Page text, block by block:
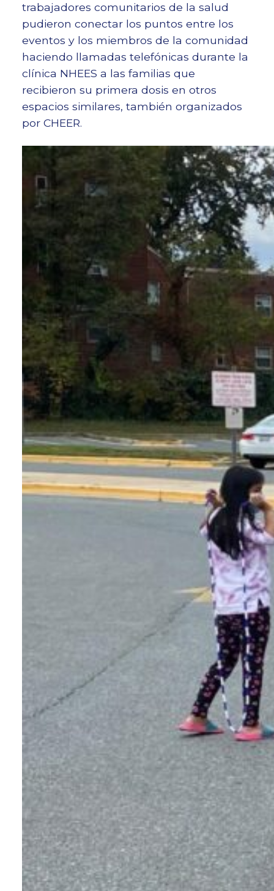
trabajadores comunitarios de la salud
pudieron conectar los puntos entre los
eventos y los miembros de la comunidad
haciendo llamadas telefónicas durante la
clínica NHEES a las familias que
recibieron su primera dosis en otros
espacios similares, también organizados
por CHEER.